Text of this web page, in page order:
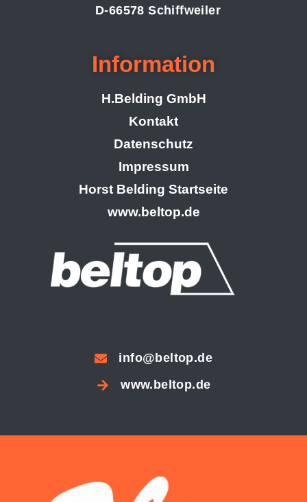
D-66578 Schiffweiler
Information
H.Belding GmbH
Kontakt
Datenschutz
Impressum
Horst Belding Startseite
www.beltop.de
info@beltop.de
www.beltop.de